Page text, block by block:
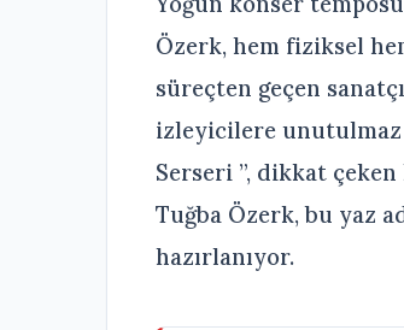
Özerk, hem fiziksel
süreçten geçen
izleyicilere unutulmaz
Serseri ”, dikkat
Tuğba Özerk, bu yaz
hazırlanıyor.